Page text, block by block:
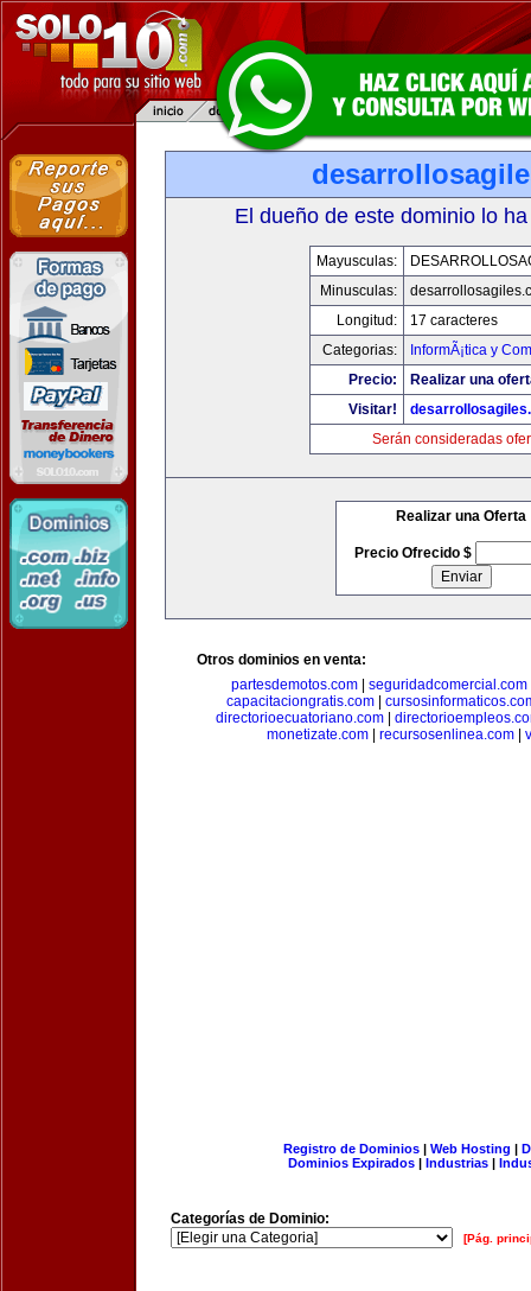
El dueño de este dominio lo
Mayusculas:
Minusculas:
Longitud:
17 caracteres
Categorias:
InformÃ¡tica y
Precio:
Realizar una
Visitar!
Serán consideradas
Realizar una Oferta
Precio Ofrecido $
Otros dominios en venta:
partesdemotos.com| seguridadcomercial.com
capacitaciongratis.com|
directorioecuatoriano.com
monetizate.com
recursosenlinea.com
Registro de Dominios| Web Hosting |
Dominios Expirados | Industrias |
Categorías de Dominio:
[Pág.